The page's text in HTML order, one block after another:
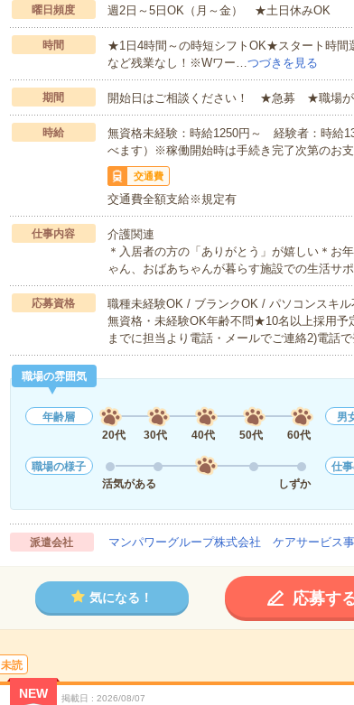
曜日頻度 週2日～5日OK（月～金） ★土日休みOK
時間
★1日4時間～の時短シフトOK★スタート時間
など残業なし！※Wワー…つづきを見る
期間 開始日はご相談ください！ ★急募 ★職場が
時給
無資格未経験：時給1250円～ 経験者：時給
べます）※稼働開始時は手続き完了次第のお支
交通費
交通費全額支給※規定有
仕事内容
介護関連
＊入居者の方の「ありがとう」が嬉しい＊お
ゃん、おばあちゃんが暮らす施設での生活サ
応募資格
職種未経験OK / ブランクOK / パソコンスキ
無資格・未経験OK年齢不問★10名以上採用
までに担当より電話・メールでご連絡2)電話
職場の雰囲気
年齢層
20代
30代 40代 50代 60代
男
職場の様子
活気がある
しずか
仕
派遣会社 マンパワーグループ株式会社 ケアサービス
気になる！ 応募す
未読
NEW 掲載日 2026/08/07